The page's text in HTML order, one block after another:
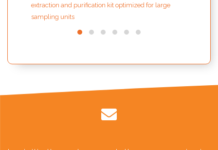
extraction and purification kit optimized for large
sampling units